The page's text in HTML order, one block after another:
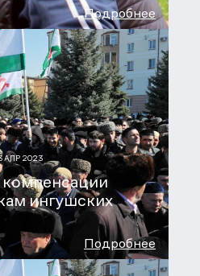
Подробнее
АПР 2023
ингушских
Подробнее